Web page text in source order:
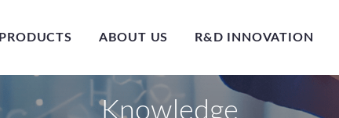
PRODUCTS ABOUT US R&D INNOVATION
Knowledge